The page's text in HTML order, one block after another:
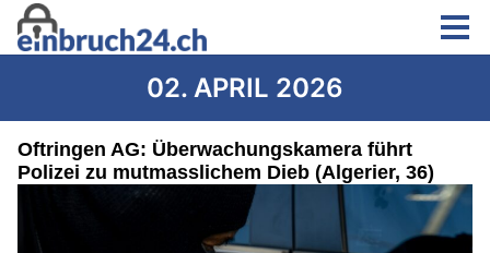
02. APRIL 2026
Oftringen AG: Überwachungskamera führt
Polizei zu mutmasslichem Dieb (Algerier, 36)